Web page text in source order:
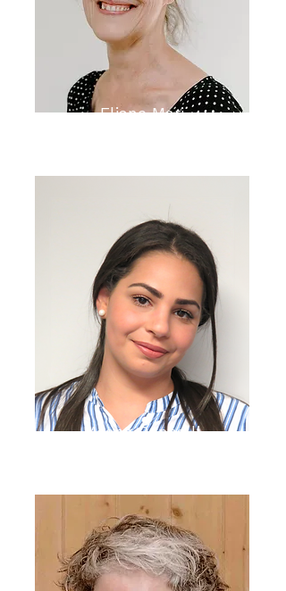
Eliane Mari
Moana Roncalli